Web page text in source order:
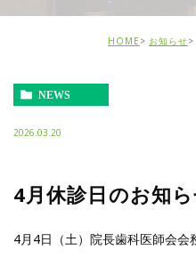
HOME お知らせ
NEWS
2026.03.20
4月休診日のお知
4月4日（土）院長歯科医師会会